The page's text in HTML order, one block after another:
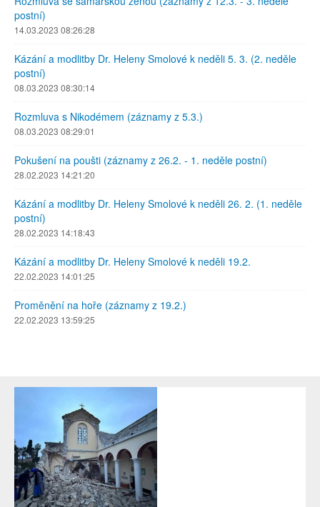
postní)
14.03.2023 08:26:28
Kázání a modlitby Dr. Heleny Smolové k neděli 5. 3. (2. neděle
postní)
08.03.2023 08:30:14
Rozmluva s Nikodémem (záznamy z 5.3.)
08.03.2023 08:29:01
Pokušení na poušti (záznamy z 26.2. - 1. neděle postní)
28.02.2023 14:21:20
Kázání a modlitby Dr. Heleny Smolové k neděli 26. 2. (1. neděle
postní)
28.02.2023 14:18:43
Kázání a modlitby Dr. Heleny Smolové k neděli 19.2.
22.02.2023 14:01:25
Proměnění na hoře (záznamy z 19.2.)
22.02.2023 13:59:25